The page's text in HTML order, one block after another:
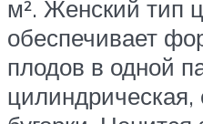
м². Женский тип
обеспечивает
плодов в одной
цилиндрическая,